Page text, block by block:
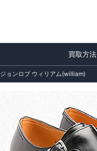
買取方法
ジョンロブ ウィリアム(william)